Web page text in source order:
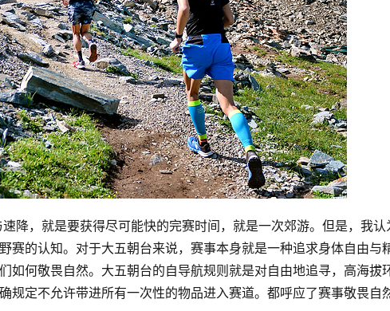
降，就是要获得尽可能快的完赛时间，就是一次郊游。但是，我认
赛的认知。对于大五朝台来说，赛事本身就是一种追求身体自由与
如何敬畏自然。大五朝台的自导航规则就是对自由地追寻，高海拔
规定不允许带进所有一次性的物品进入赛道。都呼应了赛事敬畏自